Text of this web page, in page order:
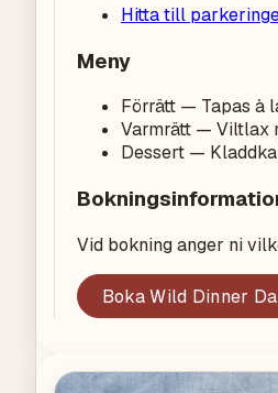
Hitta till
Meny
Förrätt — Tapas à
Varmrätt — Viltlax
Dessert —
Vid bokning anger ni
Boka Wild Dinner